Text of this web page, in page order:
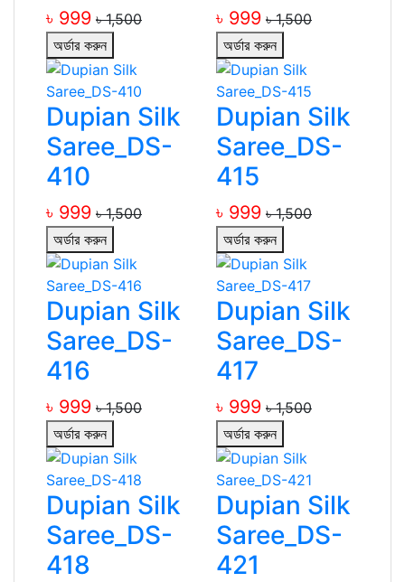
৳ 999 ৳ 1,500
অর্ডার করুন
৳ 999 ৳ 1,500
অর্ডার করুন
Dupian Silk
Saree_DS-
410
৳ 999 ৳ 1,500
অর্ডার করুন
Dupian Silk
Saree_DS-
415
৳ 999 ৳ 1,500
অর্ডার করুন
Dupian Silk
Saree_DS-
416
৳ 999 ৳ 1,500
অর্ডার করুন
Dupian Silk
Saree_DS-
417
৳ 999 ৳ 1,500
অর্ডার করুন
Dupian Silk
Saree_DS-
418
Dupian Silk
Saree_DS-
421